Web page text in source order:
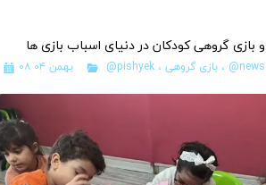
و بازی گروهی کودکان در دنیای اسباب بازی ها
۰۸ بهمن ۰۴ @pishyek، بازی گروهی، @news